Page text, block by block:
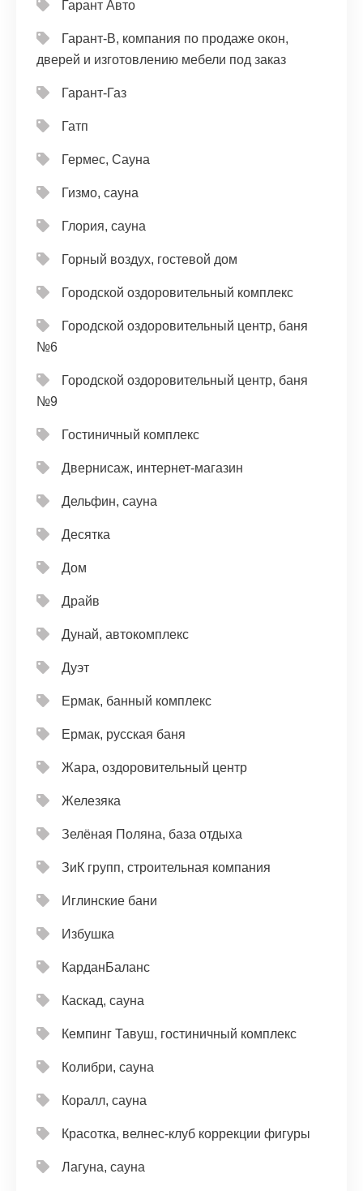
Гарант Авто
Гарант-В, компания по продаже окон,
дверей и изготовлению мебели под заказ
Гарант-Газ
Гатп
Гермес, Сауна
Гизмо, сауна
Глория, сауна
Горный воздух, гостевой дом
Городской оздоровительный комплекс
Городской оздоровительный центр, баня
№6
Городской оздоровительный центр, баня
№9
Гостиничный комплекс
Двернисаж, интернет-магазин
Дельфин, сауна
Десятка
Дом
Драйв
Дунай, автокомплекс
Дуэт
Ермак, банный комплекс
Ермак, русская баня
Жара, оздоровительный центр
Железяка
Зелёная Поляна, база отдыха
ЗиК групп, строительная компания
Иглинские бани
Избушка
КарданБаланс
Каскад, сауна
Кемпинг Тавуш, гостиничный комплекс
Колибри, сауна
Коралл, сауна
Красотка, велнес-клуб коррекции фигуры
Лагуна, сауна